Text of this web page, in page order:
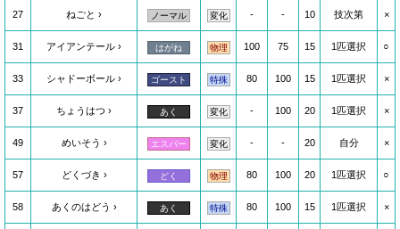
27 ねごと ノーマル 変化 - - 10 技次第 ×
31 アイアンテール はがね 物理 100 75 15 1匹選択 ○
33 シャドーボール ゴースト 特殊 80 100 15 1匹選択 ×
37 ちょうはつ あく 変化 - 100 20 1匹選択 ×
49 めいそう エスパー 変化 - - 20 自分 ×
57 どくづき どく 物理 80 100 20 1匹選択 ○
58 あくのはどう あく 特殊 80 100 15 1匹選択 ×